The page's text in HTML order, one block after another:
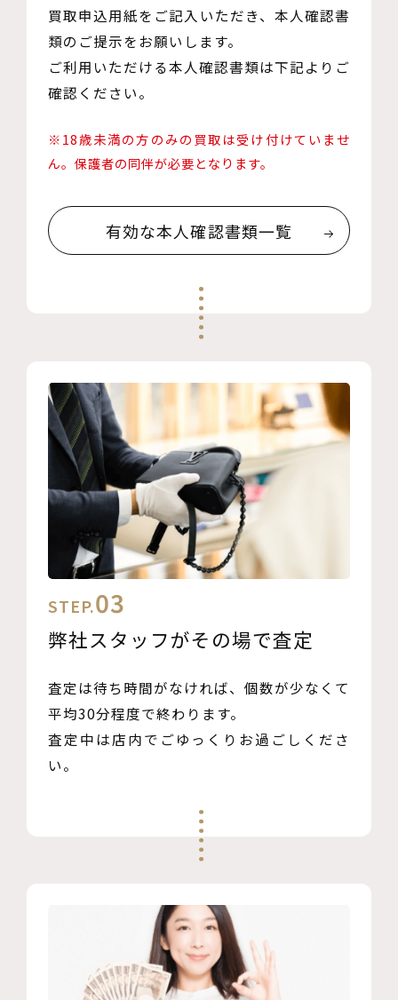
買取申込用紙をご記入いただき、本人確認書
類のご提示をお願いします。
ご利用いただける本人確認書類は下記よりご
確認ください。
※18歳未満の方のみの買取は受け付けていませ
ん。保護者の同伴が必要となります。
有効な本人確認書類一覧
STEP.03
弊社スタッフがその場で査定
査定は待ち時間がなければ、個数が少なくて
平均30分程度で終わります。
査定中は店内でごゆっくりお過ごしくださ
い。